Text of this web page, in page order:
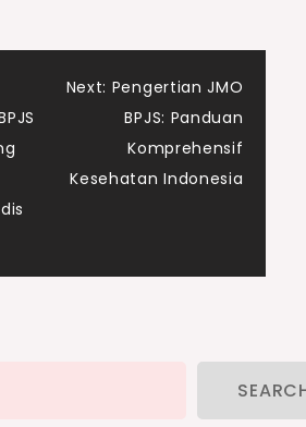
Next: Pengertian JMO
BPJS: Panduan
Komprehensif
Kesehatan Indonesia